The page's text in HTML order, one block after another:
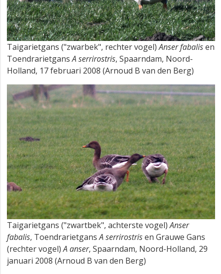
Taigarietgans ("zwarbek", rechter vogel)Anser fabalisen
ToendrarietgansA serrirostris, Spaarndam, Noord-
Holland, 17 februari 2008 (Arnoud B van den Berg)
Taigarietgans ("zwartbek", achterste vogel)Anser
fabalis, ToendrarietgansA serrirostrisen Grauwe Gans
(rechter vogel)A anser, Spaarndam, Noord-Holland, 29
januari 2008 (Arnoud B van den Berg)